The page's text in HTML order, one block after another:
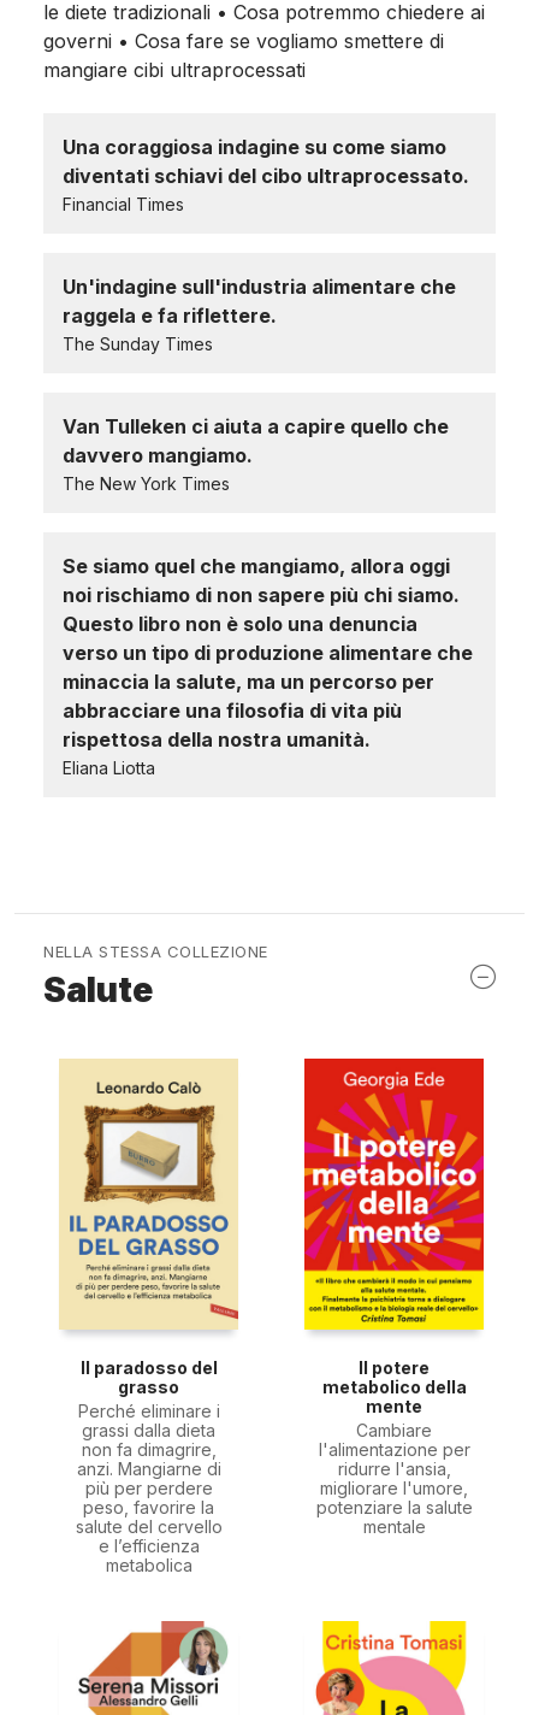
le diete tradizionali • Cosa potremmo chiedere ai
governi • Cosa fare se vogliamo smettere di
mangiare cibi ultraprocessati
Una coraggiosa indagine su come siamo
diventati schiavi del cibo ultraprocessato.
Financial Times
Un'indagine sull'industria alimentare che
raggela e fa riflettere.
The Sunday Times
Van Tulleken ci aiuta a capire quello che
davvero mangiamo.
The New York Times
Se siamo quel che mangiamo, allora oggi
noi rischiamo di non sapere più chi siamo.
Questo libro non è solo una denuncia
verso un tipo di produzione alimentare che
minaccia la salute, ma un percorso per
abbracciare una filosofia di vita più
rispettosa della nostra umanità.
Eliana Liotta
NELLA STESSA COLLEZIONE
Salute
Il paradosso del
grasso
Perché eliminare i
grassi dalla dieta
non fa dimagrire,
anzi. Mangiarne di
più per perdere
peso, favorire la
salute del cervello
e l’efficienza
metabolica
Il potere
metabolico della
mente
Cambiare
l'alimentazione per
ridurre l'ansia,
migliorare l'umore,
potenziare la salute
mentale